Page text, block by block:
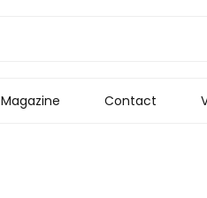
Magazine Contact